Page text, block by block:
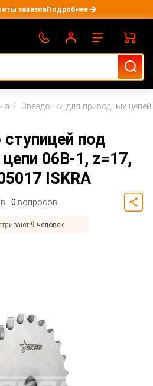
заказовПодробнее
Звездочки для приводных цепей
под
06B-1, z=17,
ISKRA
0 вопросов
9 человек